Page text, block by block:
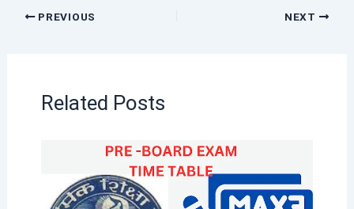
PREVIOUS NEXT
Related Posts